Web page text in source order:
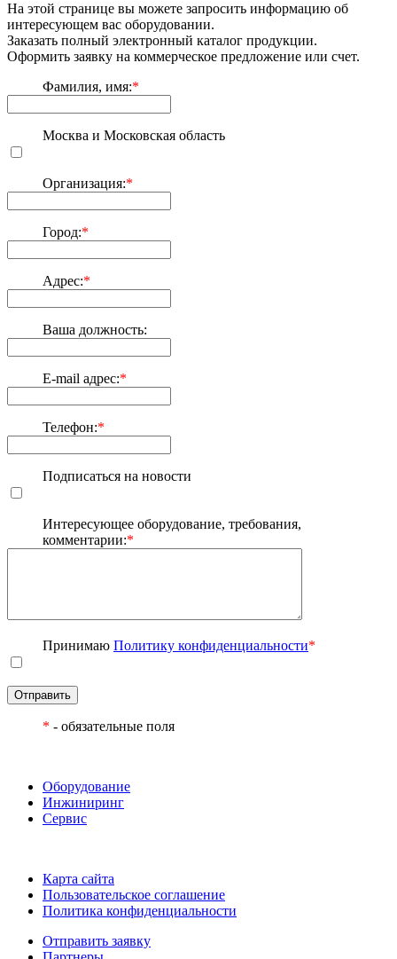
На этой странице вы можете запросить информацию об
интересующем вас оборудовании.
Заказать полный электронный каталог продукции.
Оформить заявку на коммерческое предложение или счет.
Фамилия, имя:*
Москва и Московская область
Организация:*
Город:*
Адрес:*
Ваша должность:
E-mail адрес:*
Телефон:*
Подписаться на новости
Интересующее оборудование, требования,
комментарии:*
Принимаю Политику конфиденциальности*
Отправить
* - обязательные поля
Оборудование
Инжиниринг
Сервис
Карта сайта
Пользовательское соглашение
Политика конфиденциальности
Отправить заявку